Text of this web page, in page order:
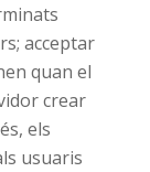
acceptar
quan el
crear
els
usuaris